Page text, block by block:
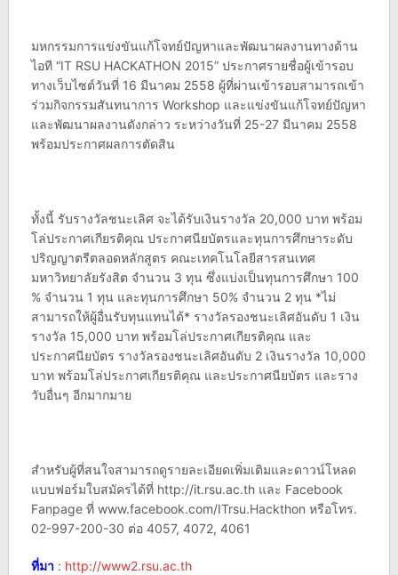
มหกรรมการแข่งขันแก้โจทย์ปัญหาและพัฒนาผลงานทางด้าน
ไอที “IT RSU HACKATHON 2015” ประกาศรายชื่อผู้เข้ารอบ
ทางเว็บไซต์วันที่ 16 มีนาคม 2558 ผู้ที่ผ่านเข้ารอบสามารถเข้า
ร่วมกิจกรรมสันทนาการ Workshop และแข่งขันแก้โจทย์ปัญหา
และพัฒนาผลงานดังกล่าว ระหว่างวันที่ 25-27 มีนาคม 2558
พร้อมประกาศผลการตัดสิน
ทั้งนี้ รับรางวัลชนะเลิศ จะได้รับเงินรางวัล 20,000 บาท พร้อม
โล่ประกาศเกียรติคุณ ประกาศนียบัตรและทุนการศึกษาระดับ
ปริญญาตรีตลอดหลักสูตร คณะเทคโนโลยีสารสนเทศ
มหาวิทยาลัยรังสิต จำนวน 3 ทุน ซึ่งแบ่งเป็นทุนการศึกษา 100
% จำนวน 1 ทุน และทุนการศึกษา 50% จำนวน 2 ทุน *ไม่
สามารถให้ผู้อื่นรับทุนแทนได้* รางวัลรองชนะเลิศอันดับ 1 เงิน
รางวัล 15,000 บาท พร้อมโล่ประกาศเกียรติคุณ และ
ประกาศนียบัตร รางวัลรองชนะเลิศอันดับ 2 เงินรางวัล 10,000
บาท พร้อมโล่ประกาศเกียรติคุณ และประกาศนียบัตร และราง
วับอื่นๆ อีกมากมาย
สำหรับผู้ที่สนใจสามารถดูรายละเอียดเพิ่มเติมและดาวน์โหลด
แบบฟอร์มใบสมัครได้ที่ http://it.rsu.ac.th และ Facebook
Fanpage ที่ www.facebook.com/ITrsu.Hackthon หรือโทร.
02-997-200-30 ต่อ 4057, 4072, 4061
ที่มา : http://www2.rsu.ac.th